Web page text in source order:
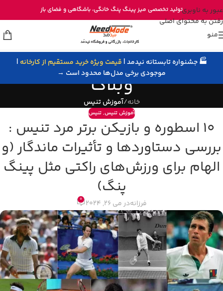
عبور به ناوبری
رفتن به محتوای اصلی
خرید مستقیم میز پینگ پنگ از تولیدی نیدمد
تولید تخصصی میز پینگ پنگ خانگی، باشگاهی و فضای باز
منو
🏭 جشنواره تابستانه نیدمد | قیمت ویژه خرید مستقیم از کارخانه |
موجودی برخی مدل‌ها محدود است →
وبلاگ
خانه/آموزش تنیس
آموزش تنیس,تنیس
10 اسطوره و بازیکن برتر مرد تنیس :
بررسی دستاوردها و تأثیرات ماندگار (و
الهام برای ورزش‌های راکتی مثل پینگ
پنگ)
فرزانهدر می 26, 2024 0